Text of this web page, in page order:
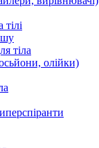
тіла
олійки)